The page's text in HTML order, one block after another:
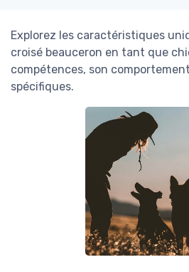
Explorez les caractéristiques
croisé beauceron en tant que
compétences, son
spécifiques.